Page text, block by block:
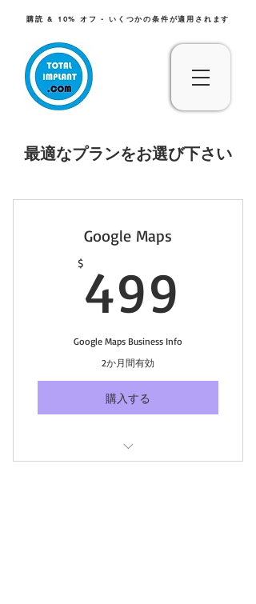
購読 & 10% オフ - いくつかの条件が適用されます
最適なプランをお選び下さい
Google Maps
$ 499
Google Maps Business Info
2か月間有効
購入する